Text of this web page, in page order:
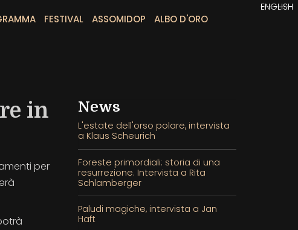
FESTIVAL ASSOMIDOP ALBO D'ORO
ENGLISH
in
per
News
L'estate dell'orso polare, intervista
a Klaus Scheurich
Foreste primordiali: storia di una
resurrezione. Intervista a Rita
Schlamberger
Paludi magiche, intervista a Jan
Haft